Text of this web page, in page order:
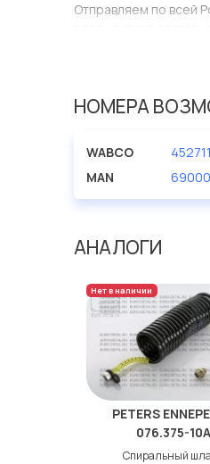
Отправляем по всей
Мы продаем
НОМЕРА
WABCO
MAN
АНАЛОГИ
Нет в наличии
PETERS
076.375-10A
Спиральный